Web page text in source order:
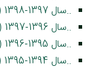
..سال 1397-1398 (0)
..سال 1396-1397 (0)
..سال 1395-1396 (0)
..سال 1394-1395 (0)